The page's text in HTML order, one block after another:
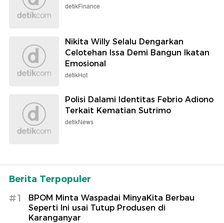
detikFinance
Nikita Willy Selalu Dengarkan
Celotehan Issa Demi Bangun Ikatan
Emosional
detikHot
Polisi Dalami Identitas Febrio Adiono
Terkait Kematian Sutrimo
detikNews
Berita Terpopuler
#1
BPOM Minta Waspadai MinyaKita Berbau
Seperti Ini usai Tutup Produsen di
Karanganyar